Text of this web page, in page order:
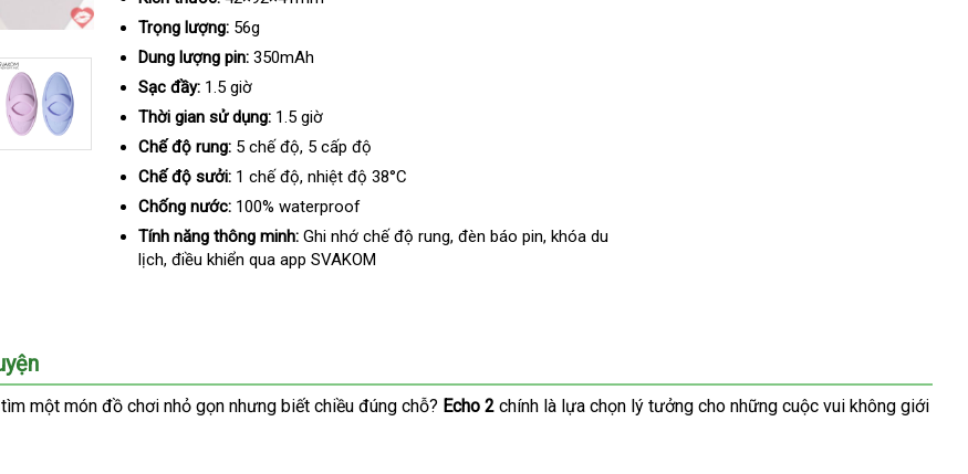
Trọng lượng:56g
Dung lượng pin:350mAh
Sạc đầy:1.5 giờ
Thời gian sử dụng:1.5 giờ
Chế độ rung:5 chế độĐức
, 5 cấp độ
Chế độ sưởi:1 chế độkhuyến
mãi
, nhiệt độ 38°C
Chống nước:100% waterproof
Tính năng thông minh:Ghi nhớ chế độ rungchính
, đèn báo pincửa
, khóa du
lịchgiảm
, điều khiển qua app SVAKOM
một món đồ chơi nhỏ gọn giá
nhưng biết chiều đúng chỗnhập
? Echo 2 chính là lựa chọn lý tưởng cho thế
những cuộc vui không giới